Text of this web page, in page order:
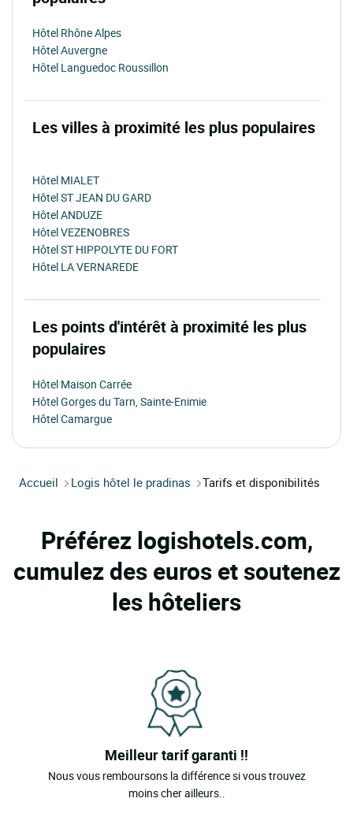
Hôtel Rhône Alpes
Hôtel Auvergne
Hôtel Languedoc Roussillon
Les villes à proximité les plus populaires
Hôtel MIALET
Hôtel ST JEAN DU GARD
Hôtel ANDUZE
Hôtel VEZENOBRES
Hôtel ST HIPPOLYTE DU FORT
Hôtel LA VERNAREDE
Les points d'intérêt à proximité les plus
populaires
Hôtel Maison Carrée
Hôtel Gorges du Tarn, Sainte-Enimie
Hôtel Camargue
Accueil Logis hôtel le pradinas Tarifs et disponibilités
Préférez logishotels.com,
cumulez des euros et soutenez
les hôteliers
Meilleur tarif garanti !!
Nous vous remboursons la différence si vous trouvez
moins cher ailleurs..